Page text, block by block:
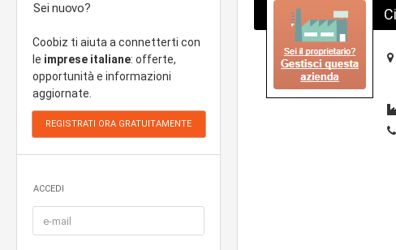
Sei nuovo?
Coobiz ti aiuta a connetterti con
le imprese italiane: offerte,
opportunità e informazioni
aggiornate.
ACCEDI